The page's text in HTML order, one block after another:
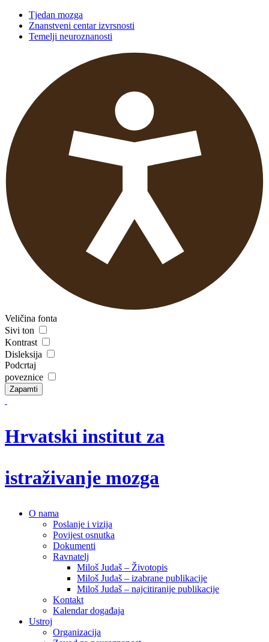
Tjedan mozga
Znanstveni centar izvrsnosti
Temelji neuroznanosti
Veličina fonta
Sivi ton
Kontrast
Disleksija
Podcrtaj
poveznice
Zapamti
Hrvatski institut za
istraživanje mozga
O nama
Poslanje i vizija
Povijest osnutka
Dokumenti
Ravnatelj
Miloš Judaš – Životopis
Miloš Judaš – izabrane publikacije
Miloš Judaš – najcitiranije publikacije
Kontakt
Kalendar događaja
Ustroj
Organizacija